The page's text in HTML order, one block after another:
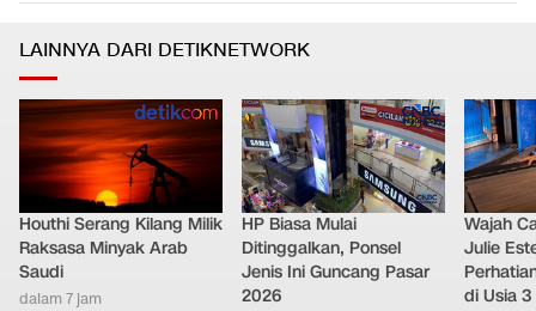
LAINNYA DARI DETIKNETWORK
Houthi Serang Kilang Milik
Raksasa Minyak Arab
Saudi
dalam 7 jam
HP Biasa Mulai
Ditinggalkan, Ponsel
Jenis Ini Guncang Pasar
2026
Wajah
Julie
di Usia 3